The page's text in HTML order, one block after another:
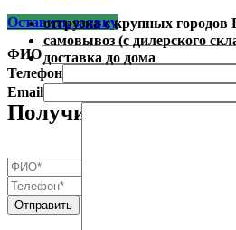
Оставить заявку
ФИО
Телефон
Email
отгрузка с крупных городов
самовывоз (с дилерского
доставка до дома
Получить